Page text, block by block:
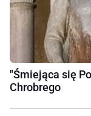
"Śmiejąca się
Chrobrego